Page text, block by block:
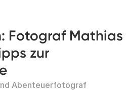
Fotograf Mathias
zur
Abenteuerfotograf